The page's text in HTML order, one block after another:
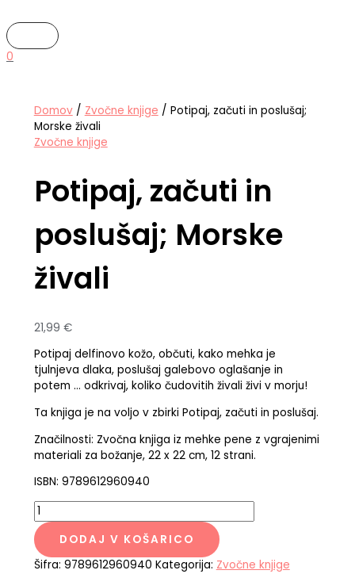
to
content
0
Domov/ Zvočne knjige / Potipaj, začuti in poslušaj;
Morske živali
Zvočne knjige
Potipaj, začuti in
poslušaj; Morske
živali
21,99 €
Potipaj delfinovo kožo, občuti, kako mehka je
tjulnjeva dlaka, poslušaj galebovo oglašanje in
potem … odkrivaj, koliko čudovitih živali živi v morju!
Ta knjiga je na voljo v zbirki Potipaj, začuti in poslušaj.
Značilnosti: Zvočna knjiga iz mehke pene z vgrajenimi
materiali za božanje, 22 x 22 cm, 12 strani.
ISBN: 9789612960940
začuti
poslušaj;
DODAJ V KOŠARICO
Šifra: 9789612960940 Kategorija: Zvočne knjige